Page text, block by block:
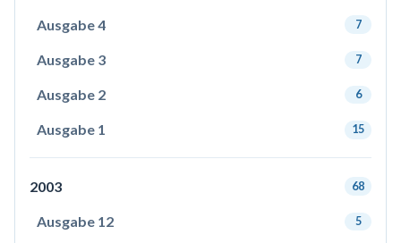
Ausgabe 4 7
Ausgabe 3 7
Ausgabe 2 6
Ausgabe 1 15
2003 68
Ausgabe 12 5